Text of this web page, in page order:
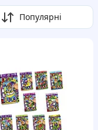
Популярні